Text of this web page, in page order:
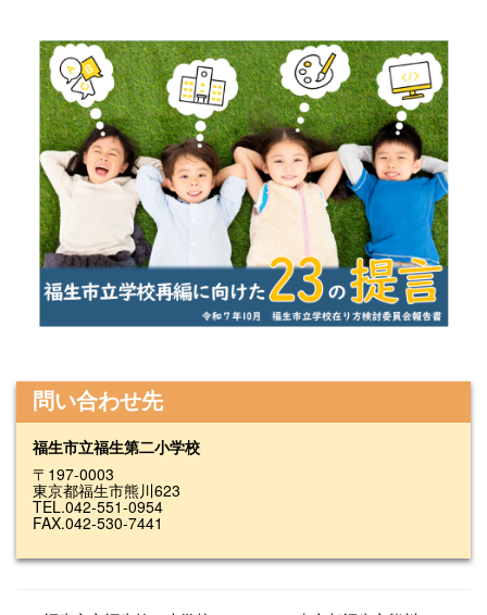
問い合わせ先
福生市立福生第二小学校
〒197-0003
東京都福生市熊川623
TEL.042-551-0954
FAX.042-530-7441